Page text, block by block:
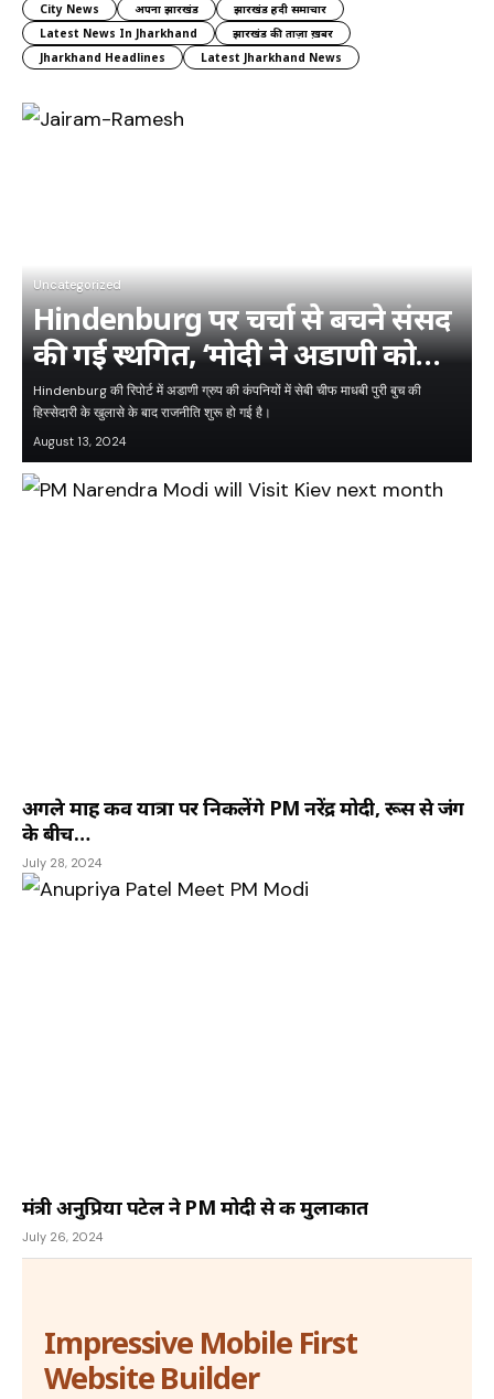
City News
अपना झारखंड
झारखंड हिंदी समाचार
Latest News In Jharkhand
झारखंड की ताज़ा ख़बर
Jharkhand Headlines
Latest Jharkhand News
Uncategorized
Hindenburg पर चर्चा से बचने संसद
की गई स्थगित, ‘मोदी ने अडाणी को
बचाने की रची साजिश’
Hindenburg की रिपोर्ट में अडाणी ग्रुप की कंपनियों में सेबी चीफ माधबी पुरी बुच की
हिस्सेदारी के खुलासे के बाद राजनीति शुरू हो गई है।
August 13, 2024
अगले माह कीव यात्रा पर निकलेंगे PM नरेंद्र मोदी, रूस से जंग
के बीच…
July 28, 2024
मंत्री अनुप्रिया पटेल ने PM मोदी से की मुलाकात
July 26, 2024
Impressive Mobile First
Website Builder